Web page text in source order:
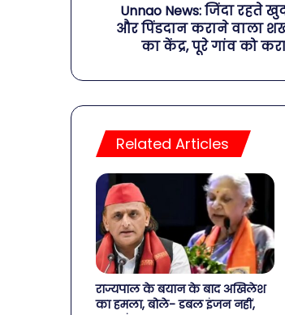
Unnao News: जिंदा रहते
और पिंडदान कराने वाला
का केंद्र, पूरे गांव को
Related Articles
राज्यपाल के बयान के बाद अखिलेश
का हमला, बोले- डबल इंजन नहीं,